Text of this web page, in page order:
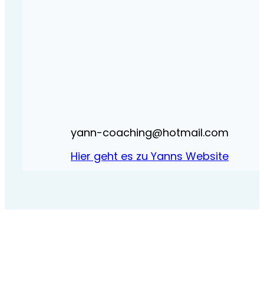
yann-coaching@hotmail.com
Hier geht es zu Yanns Website